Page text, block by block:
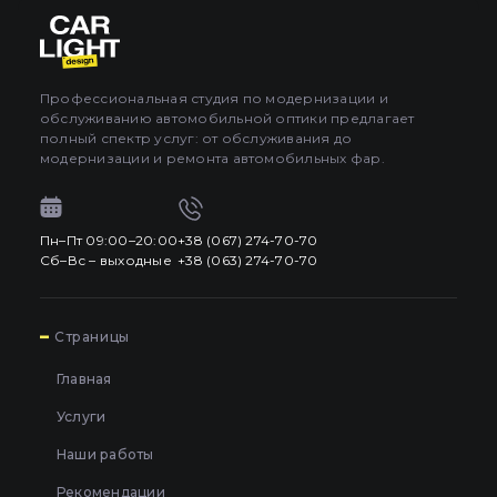
Про автосвет
Все категории
Контакты
Язык
UA
EN
RU
Пн–Пт 09:00–20:00
Сб–Вс – выходные
+38 (067) 274-70-70
+38 (063) 274-70-70
Профессиональная студия по модернизации и
обслуживанию автомобильной оптики предлагает
полный спектр услуг: от обслуживания до
модернизации и ремонта автомобильных фар.
Пн–Пт 09:00–20:00
Сб–Вс – выходные
+38 (067) 274-70-70
+38 (063) 274-70-70
Страницы
Главная
Услуги
Наши работы
Рекомендации